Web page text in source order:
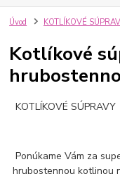
Úvod KOTLÍKOVÉ
Kotlíkové
KOTLÍKOVÉ
Ponúkame Vám za
hrubostennou kotlinou